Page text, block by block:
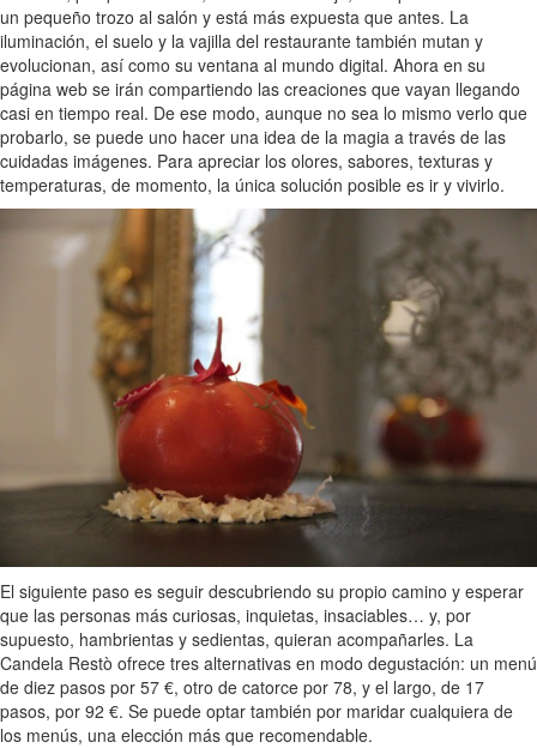
un pequeño trozo al salón y está más expuesta que antes. La
iluminación, el suelo y la vajilla del restaurante también mutan y
evolucionan, así como su ventana al mundo digital. Ahora en su
página web se irán compartiendo las creaciones que vayan llegando
casi en tiempo real. De ese modo, aunque no sea lo mismo verlo que
probarlo, se puede uno hacer una idea de la magia a través de las
cuidadas imágenes. Para apreciar los olores, sabores, texturas y
temperaturas, de momento, la única solución posible es ir y vivirlo.
El siguiente paso es seguir descubriendo su propio camino y esperar
que las personas más curiosas, inquietas, insaciables… y, por
supuesto, hambrientas y sedientas, quieran acompañarles. La
Candela Restò ofrece tres alternativas en modo degustación: un menú
de diez pasos por 57 €, otro de catorce por 78, y el largo, de 17
pasos, por 92 €. Se puede optar también por maridar cualquiera de
los menús, una elección más que recomendable.